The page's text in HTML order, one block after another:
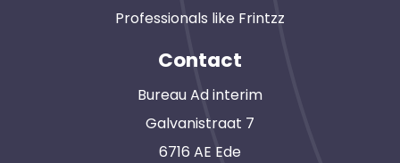
Professionals like Frintzz
Contact
Bureau Ad interim
Galvanistraat 7
6716 AE Ede